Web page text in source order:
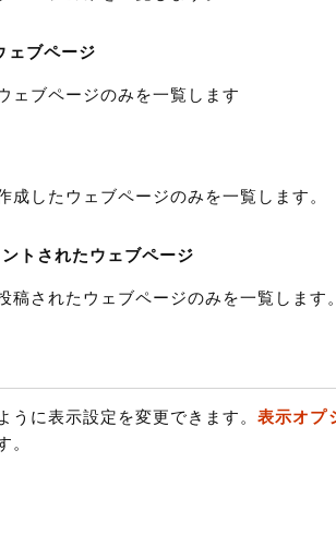
ェブページ
ェブページのみを一覧します
成したウェブページのみを一覧します。
トされたウェブページ
稿されたウェブページのみを一覧します
うに表示設定を変更できます。表示オプ
。